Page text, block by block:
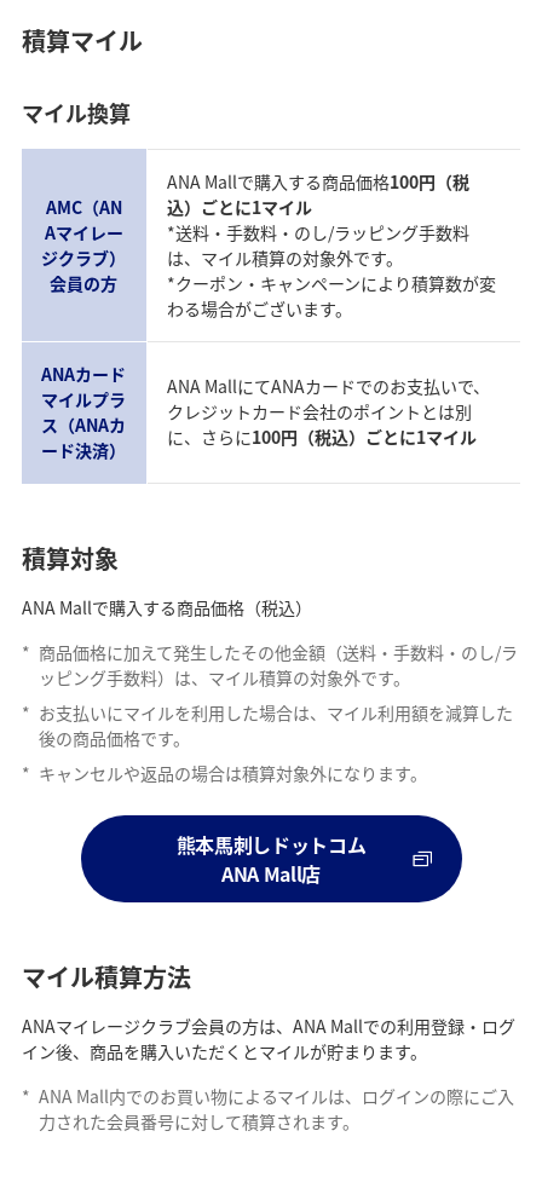
積算マイル
マイル換算
AMC（AN
Aマイレー
ジクラブ）
会員の方
ANA Mallで購入する商品価格100円（税
込）ごとに1マイル
*送料・手数料・のし/ラッピング手数料
は、マイル積算の対象外です。
*クーポン・キャンペーンにより積算数が変
わる場合がございます。
ANAカード
マイルプラ
ス（ANAカ
ード決済）
ANA MallにてANAカードでのお支払いで、
クレジットカード会社のポイントとは別
に、さらに100円（税込）ごとに1マイル
積算対象
ANA Mallで購入する商品価格（税込）
* 商品価格に加えて発生したその他金額（送料・手数料・のし/ラ
ッピング手数料）は、マイル積算の対象外です。
* お支払いにマイルを利用した場合は、マイル利用額を減算した
後の商品価格です。
* キャンセルや返品の場合は積算対象外になります。
熊本馬刺しドットコム
ANA Mall店
マイル積算方法
ANAマイレージクラブ会員の方は、ANA Mallでの利用登録・ログ
イン後、商品を購入いただくとマイルが貯まります。
* ANA Mall内でのお買い物によるマイルは、ログインの際にご入
力された会員番号に対して積算されます。